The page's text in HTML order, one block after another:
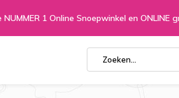
NUMMER 1 Online Snoepwinkel en ONLINE